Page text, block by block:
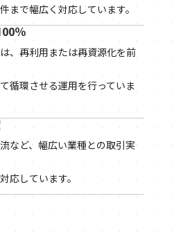
まで幅広く対応しています。
％
、再利用または再資源化を前
循環させる運用を行っていま
など、幅広い業種との取引実
応しています。